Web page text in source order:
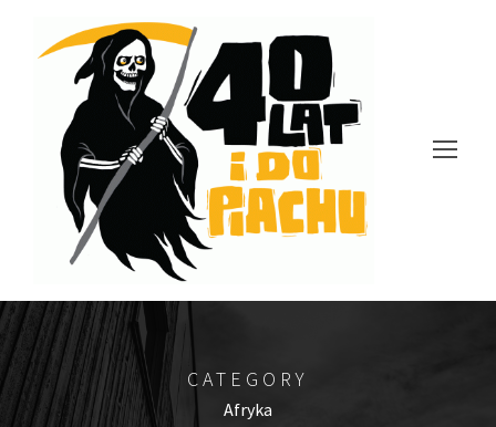
CATEGORY
Afryka